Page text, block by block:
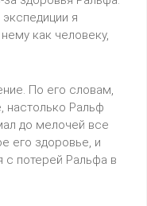
я
как человеку,
По его словам,
настолько Ральф
до мелочей все
его здоровье, и
потерей Ральфа в